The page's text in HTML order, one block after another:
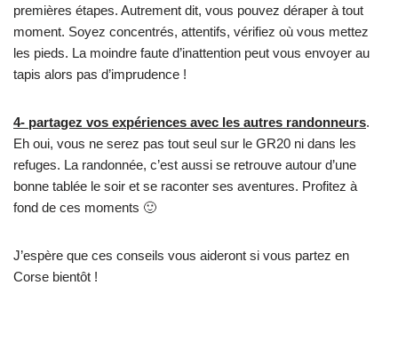
premières étapes. Autrement dit, vous pouvez déraper à tout
moment. Soyez concentrés, attentifs, vérifiez où vous mettez
les pieds. La moindre faute d’inattention peut vous envoyer au
tapis alors pas d’imprudence !
4- partagez vos expériences avec les autres randonneurs.
Eh oui, vous ne serez pas tout seul sur le GR20 ni dans les
refuges. La randonnée, c’est aussi se retrouve autour d’une
bonne tablée le soir et se raconter ses aventures. Profitez à
fond de ces moments 🙂
J’espère que ces conseils vous aideront si vous partez en
Corse bientôt !